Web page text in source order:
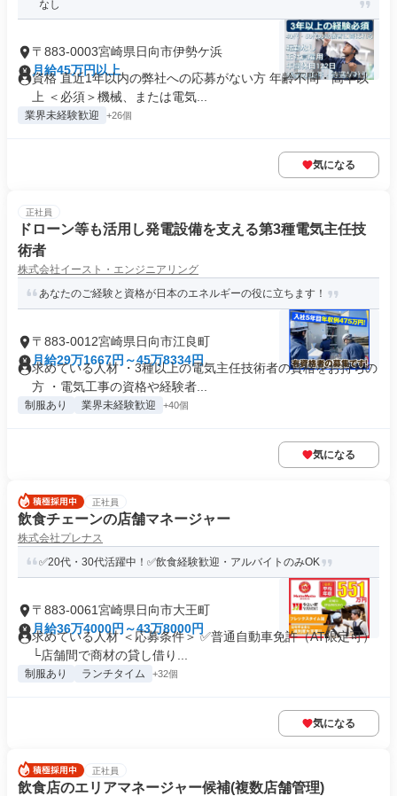
なし
〒883-0003宮崎県日向市伊勢ケ浜
月給45万円以上
資格 直近1年以内の弊社への応募がない方 年齢不問・高卒以
上 ＜必須＞機械、または電気...
業界未経験歓迎 +26個
気になる
正社員
ドローン等も活用し発電設備を支える第3種電気主任技
術者
株式会社イースト・エンジニアリング
あなたのご経験と資格が日本のエネルギーの役に立ちます！
〒883-0012宮崎県日向市江良町
月給29万1667円～45万8334円
求めている人材 ・3種以上の電気主任技術者の資格をお持ちの
方 ・電気工事の資格や経験者...
制服あり 業界未経験歓迎 +40個
気になる
正社員
飲食チェーンの店舗マネージャー
株式会社プレナス
✅20代・30代活躍中！✅飲食経験歓迎・アルバイトのみOK
〒883-0061宮崎県日向市大王町
月給36万4000円～43万8000円
求めている人材 ＜応募条件＞ ✅普通自動車免許（AT限定可）
└店舗間で商材の貸し借り...
制服あり ランチタイム +32個
気になる
正社員
飲食店のエリアマネージャー候補(複数店舗管理)